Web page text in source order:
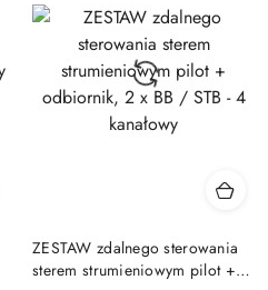
obniżką
ZESTAW zdalnego sterowania
sterem strumieniowym pilot +